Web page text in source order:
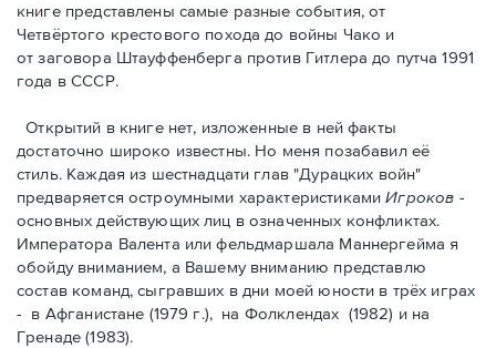
книге представлены самые разные события, от
Четвёртого крестового похода до войны Чако и
от заговора Штауффенберга против Гитлера до путча 1991
года в СССР.
Открытий в книге нет, изложенные в ней факты
достаточно широко известны. Но меня позабавил её
стиль. Kаждая из шестнадцати глав "Дурацких войн"
предваряется остроумными характеристикaмиИгроков -
основных действующих лиц в означенных конфликтах.
Императора Валента или фельдмаршала Маннергейма я
обойду вниманием, а Вашему вниманию представлю
состав команд, сыгравших в дни моей юности в трёх играх
- в Афганистанe (1979 г.), нa Фолклендax (1982) и на
Гренадe (1983).